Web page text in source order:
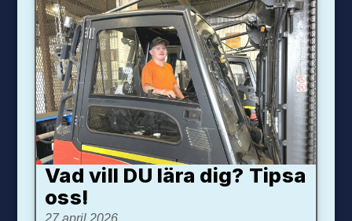
Vad vill DU lära dig? Tipsa
oss!